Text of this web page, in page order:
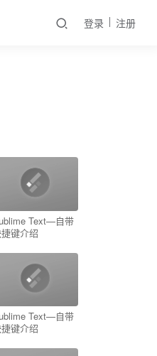
登录 注册
Text—自带
键介绍
Text—自带
键介绍